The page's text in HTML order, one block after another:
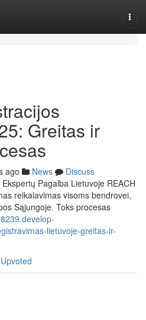
Greitas ir
ago News
Discuss
Pagalba Lietuvoje REACH
reikalavimas visoms bendrovei,
Sąjungoje. Toks procesas
lietuvoje-greitas-ir-